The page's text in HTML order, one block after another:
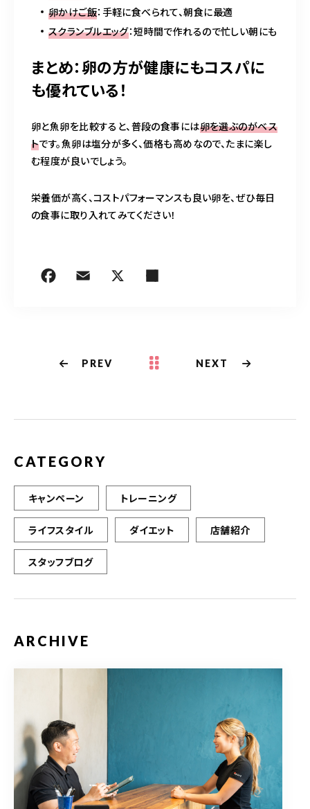
卵かけご飯：手軽に食べられて、朝食に最適
スクランブルエッグ：短時間で作れるので忙しい朝にも
まとめ：卵の方が健康にもコスパに
も優れている！
卵と魚卵を比較すると、普段の食事には卵を選ぶのがベス
トです。魚卵は塩分が多く、価格も高めなので、たまに楽し
む程度が良いでしょう。
栄養価が高く、コストパフォーマンスも良い卵を、ぜひ毎日
の食事に取り入れてみてください！
PREV NEXT
CATEGORY
キャンペーン トレーニング
ライフスタイル ダイエット 店舗紹介
スタッフブログ
ARCHIVE